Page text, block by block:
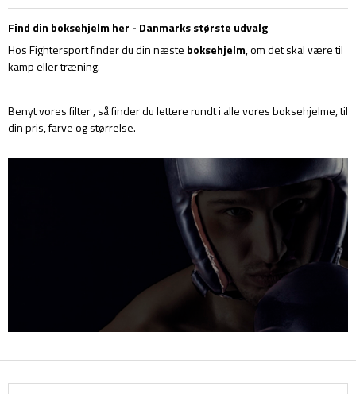
Find din boksehjelm her - Danmarks største udvalg
Hos Fightersport finder du din næste boksehjelm, om det skal være til
kamp eller træning.
Benyt vores filter , så finder du lettere rundt i alle vores boksehjelme, til
din pris, farve og størrelse.